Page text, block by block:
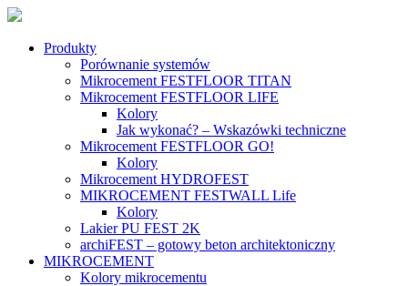
Produkty
Porównanie systemów
Mikrocement FESTFLOOR TITAN
Mikrocement FESTFLOOR LIFE
Kolory
Jak wykonać? – Wskazówki techniczne
Mikrocement FESTFLOOR GO!
Kolory
Mikrocement HYDROFEST
MIKROCEMENT FESTWALL Life
Kolory
Lakier PU FEST 2K
archiFEST – gotowy beton architektoniczny
MIKROCEMENT
Kolory mikrocementu